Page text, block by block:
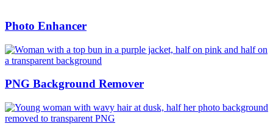
Photo Enhancer
PNG Background Remover